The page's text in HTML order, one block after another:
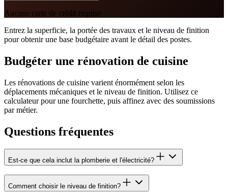
Aucune carte de crédit requise
Entrez la superficie, la portée des travaux et le niveau de finition
pour obtenir une base budgétaire avant le détail des postes.
Budgéter une rénovation de cuisine
Les rénovations de cuisine varient énormément selon les
déplacements mécaniques et le niveau de finition. Utilisez ce
calculateur pour une fourchette, puis affinez avec des soumissions
par métier.
Questions fréquentes
Est-ce que cela inclut la plomberie et l'électricité?
Comment choisir le niveau de finition?